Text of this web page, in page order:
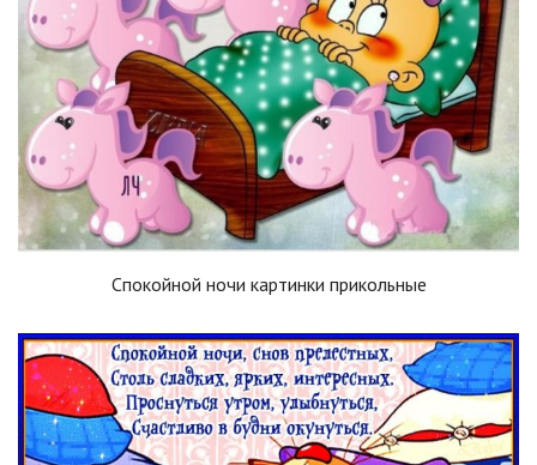
Спокойной ночи картинки прикольные